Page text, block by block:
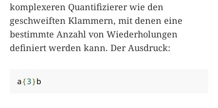
komplexeren Quantifizierer wie den
geschweiften Klammern, mit denen eine
bestimmte Anzahl von Wiederholungen
definiert werden kann. Der Ausdruck:
a{3}b